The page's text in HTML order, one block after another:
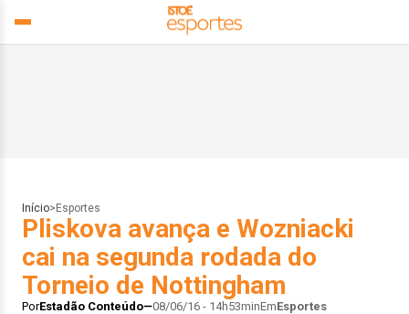
Início> Esportes
Pliskova avança e Wozniacki
cai na segunda rodada do
Torneio de Nottingham
PorEstadão Conteúdo 08/06/16 - 14h53minEmEsportes